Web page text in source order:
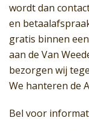
wordt dan
en
gratis binnen
aan de Van
bezorgen wij
We hanteren de
Bel voor